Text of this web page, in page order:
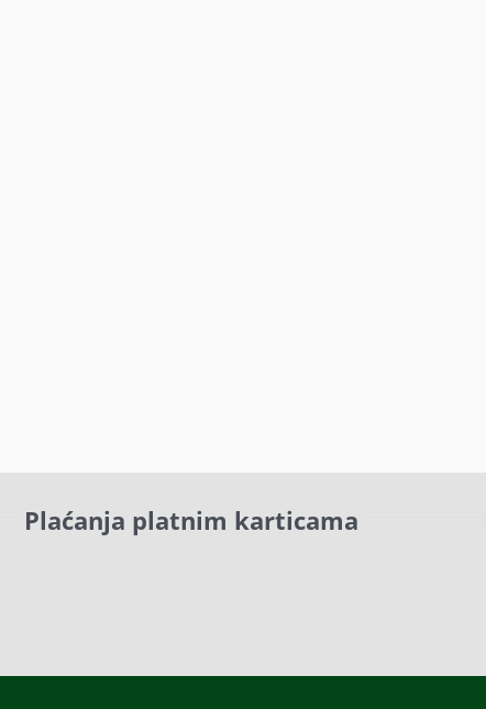
Plaćanja platnim karticama